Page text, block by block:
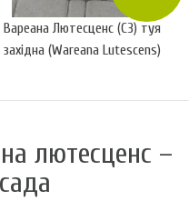
Вареана Лютесценс (С3) туя
західна (Wareana Lutescеns)
лютесценс –